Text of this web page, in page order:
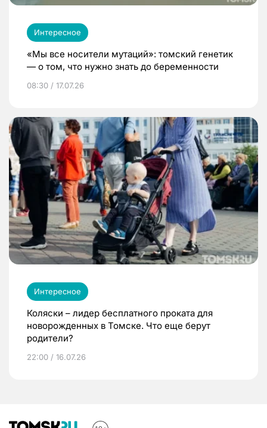
Интересное
«Мы все носители мутаций»: томский генетик
— о том, что нужно знать до беременности
08:30 / 17.07.26
Интересное
Коляски – лидер бесплатного проката для
новорожденных в Томске. Что еще берут
родители?
22:00 / 16.07.26